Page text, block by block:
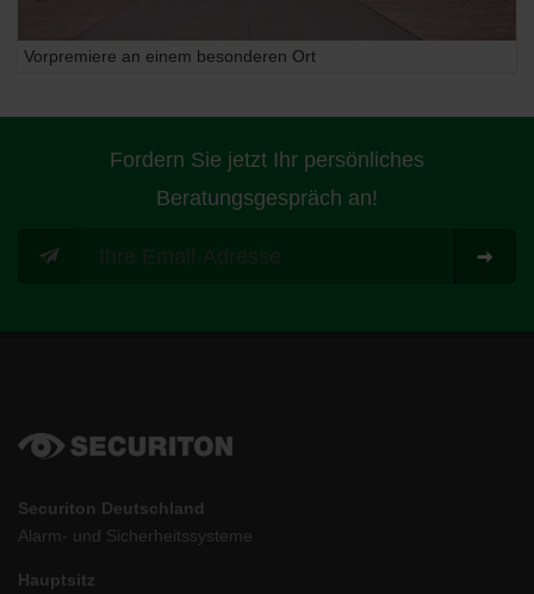
Vorpremiere an einem besonderen Ort
Fordern Sie jetzt Ihr persönliches
Beratungsgespräch an!
Securiton Deutschland
Alarm- und Sicherheitssysteme
Hauptsitz